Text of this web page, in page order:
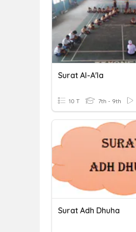
Surat Al-A'la
10 T 7th - 9th
Surat Adh Dhuha